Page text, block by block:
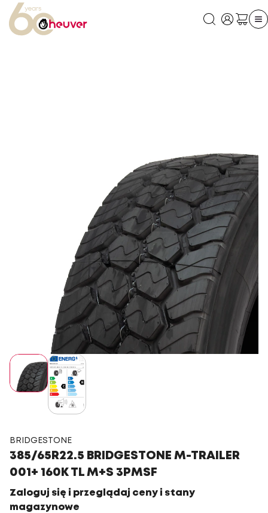
BRIDGESTONE
385/65R22.5 BRIDGESTONE M-TRAILER
001+ 160K TL M+S 3PMSF
Zaloguj się i przeglądaj ceny i stany
magazynowe